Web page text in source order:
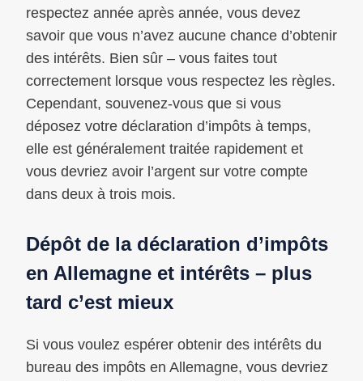
respectez année après année, vous devez
savoir que vous n’avez aucune chance d’obtenir
des intérêts. Bien sûr – vous faites tout
correctement lorsque vous respectez les règles.
Cependant, souvenez-vous que si vous
déposez votre déclaration d’impôts à temps,
elle est généralement traitée rapidement et
vous devriez avoir l’argent sur votre compte
dans deux à trois mois.
Dépôt de la déclaration d’impôts
en Allemagne et intérêts – plus
tard c’est mieux
Si vous voulez espérer obtenir des intérêts du
bureau des impôts en Allemagne, vous devriez